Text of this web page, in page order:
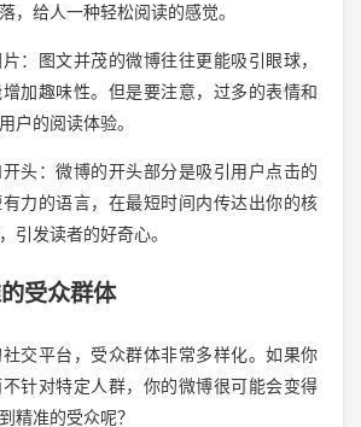
，给人一种轻松阅读的感觉。
：图文并茂的微博往往更能吸引眼球，
加趣味性。但是要注意，过多的表情和
户的阅读体验。
头：微博的开头部分是吸引用户点击的
力的语言，在最短时间内传达出你的核
引发读者的好奇心。
受众群体
交平台，受众群体非常多样化。如果你
针对特定人群，你的微博很可能会变得
精准的受众呢？